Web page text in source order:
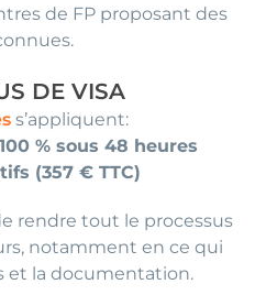
de FP proposant des
DE VISA
s’appliquent:
% sous 48 heures
(357 € TTC)
rendre tout le processus
notamment en ce qui
et la documentation.